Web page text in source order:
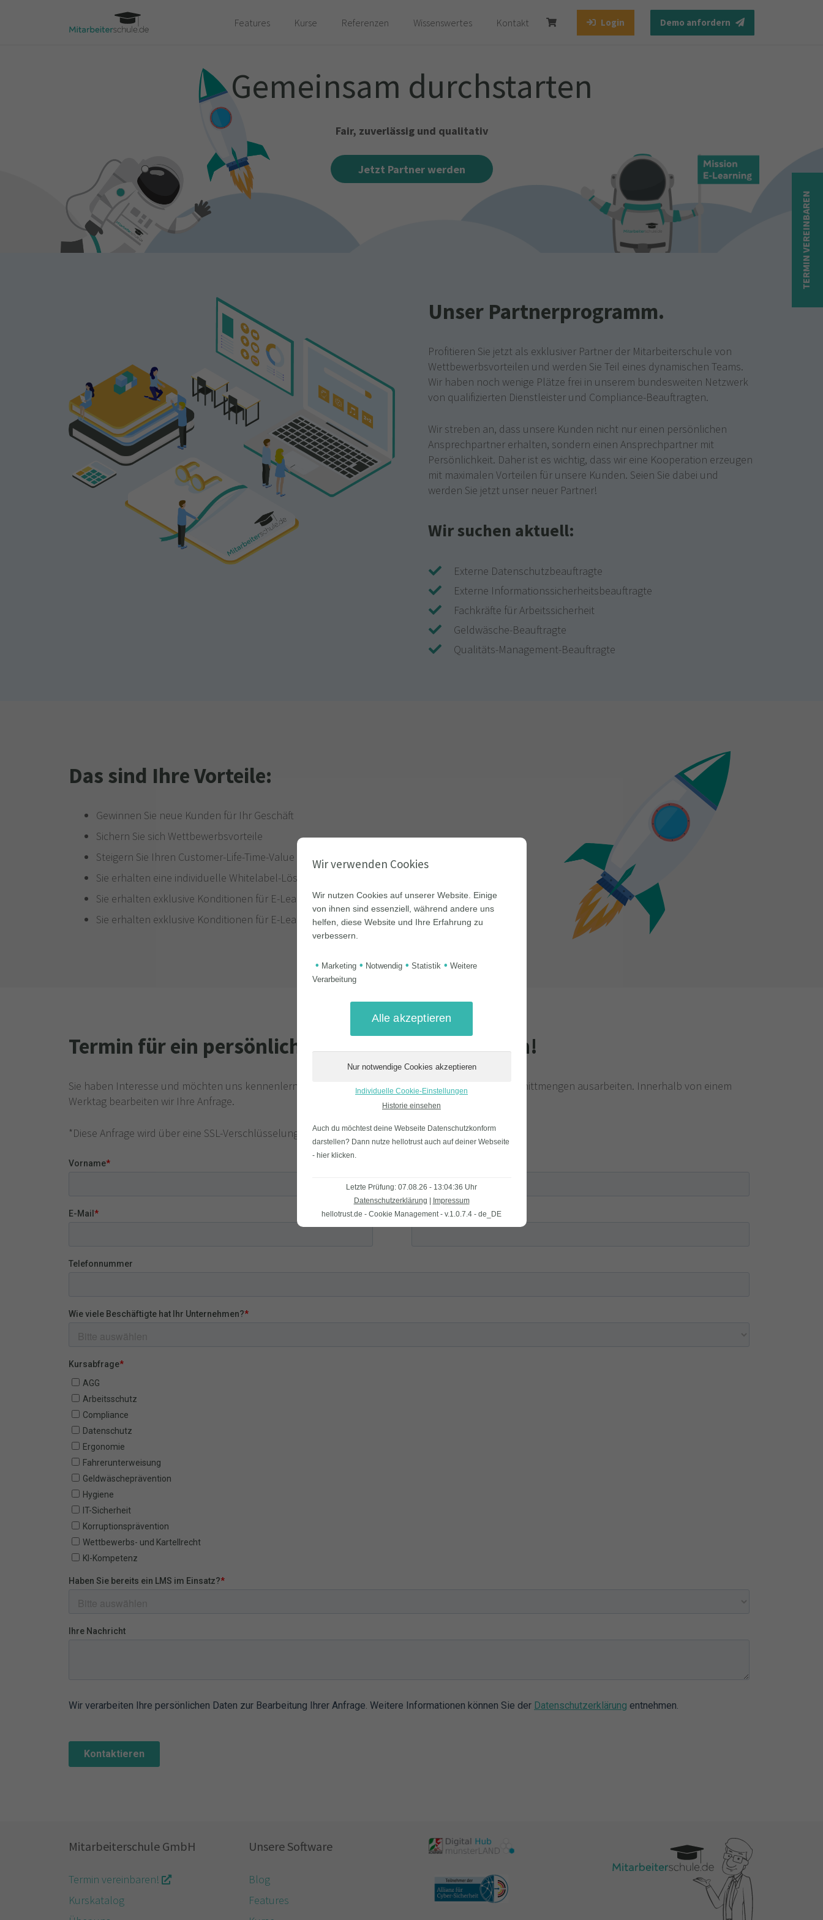
TERMIN VEREINBAREN
Features Kurse Referenzen Wissenswertes Kontakt Login Demo anfordern
Gemeinsam durchstarten
Fair, zuverlässig und qualitativ
Jetzt Partner werden
Unser Partnerprogramm.
Profitieren Sie jetzt als exklusiver Partner der Mitarbeiterschule von
Wettbewerbsvorteilen und werden Sie Teil eines dynamischen Teams.
Wir haben noch wenige Plätze frei in unserem bundesweiten Netzwerk
von qualifizierten Dienstleister und Compliance-Beauftragten.
Wir streben an, dass unsere Kunden nicht nur einen persönlichen
Ansprechpartner erhalten, sondern einen Ansprechpartner mit
Persönlichkeit. Daher ist es wichtig, dass wir eine Kooperation erzeugen
mit maximalen Vorteilen für unsere Kunden. Seien Sie dabei und
werden Sie jetzt unser neuer Partner!
Wir suchen aktuell:
Externe Datenschutzbeauftragte
Externe Informationssicherheitsbeauftragte
Fachkräfte für Arbeitssicherheit
Geldwäsche-Beauftragte
Qualitäts-Management-Beauftragte
Das sind Ihre Vorteile:
Gewinnen Sie neue Kunden für Ihr Geschäft
Sichern Sie sich Wettbewerbsvorteile
Steigern Sie Ihren Customer-Life-Time-Value
Sie erhalten eine individuelle Whitelabel-Lösung
Sie erhalten exklusive Konditionen für E-Learning Content
Sie erhalten exklusive Konditionen für E-Learning Produktion
Termin für ein persönliches Gespräch vereinbaren!
Sie haben Interesse und möchten uns kennenlernen? Gerne würden wir mit Ihnen gemeinsame Schnittmengen ausarbeiten. Innerhalb von einem
Werktag bearbeiten wir Ihre Anfrage.
*Diese Anfrage wird über eine SSL-Verschlüsselung übertragen.
Mitarbeiterschule GmbH
Termin vereinbaren!
Kurskatalog
Unsere Software
Blog
Features
Wir verwenden Cookies
Wir nutzen Cookies auf unserer Website. Einige
von ihnen sind essenziell, während andere uns
helfen, diese Website und Ihre Erfahrung zu
verbessern.
• Marketing • Notwendig • Statistik • Weitere
Verarbeitung
Individuelle Cookie-Einstellungen
Historie einsehen
Auch du möchtest deine Webseite Datenschutzkonform
darstellen? Dann nutze hellotrust auch auf deiner Webseite
- hier klicken.
Letzte Prüfung: 07.08.26 - 13:04:36 Uhr
Datenschutzerklärung
Impressum
hellotrust.de - Cookie Management - v.1.0.7.4 - de_DE